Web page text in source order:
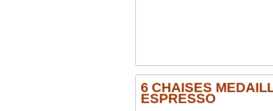
6 CHAISES
ESPRESSO